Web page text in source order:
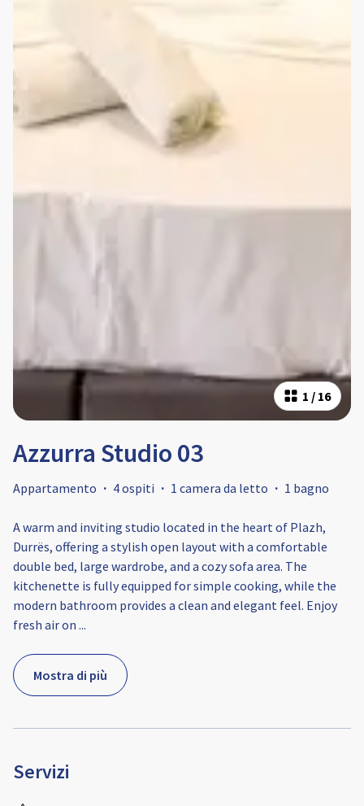
1 / 16
Azzurra Studio 03
Appartamento · 4 ospiti · 1 camera da letto · 1 bagno
A warm and inviting studio located in the heart of Plazh,
Durrës, offering a stylish open layout with a comfortable
double bed, large wardrobe, and a cozy sofa area. The
kitchenette is fully equipped for simple cooking, while the
modern bathroom provides a clean and elegant feel. Enjoy
fresh air on ...
Mostra di più
Servizi